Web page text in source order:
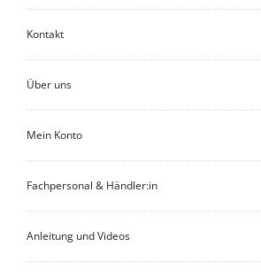
Kontakt
Über uns
Mein Konto
Fachpersonal & Händler:in
Anleitung und Videos